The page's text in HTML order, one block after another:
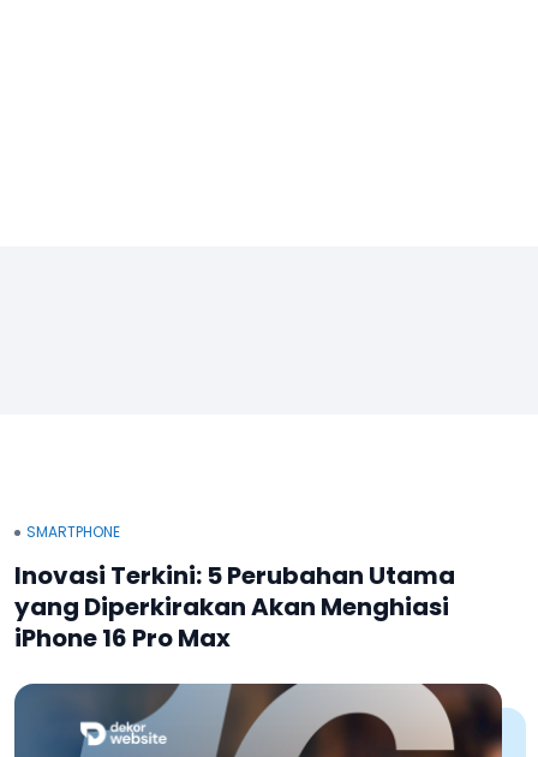
SMARTPHONE
Inovasi Terkini: 5 Perubahan Utama
yang Diperkirakan Akan Menghiasi
iPhone 16 Pro Max